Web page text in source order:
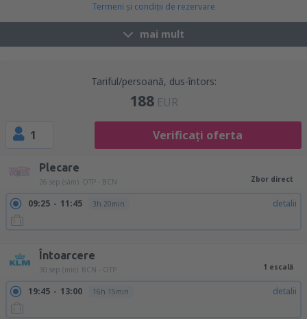
Termeni şi condiţii de rezervare
mai mult
Tariful/persoană, dus-întors:
188 EUR
1 Verificați oferta
Plecare
26 sep (sâm) OTP - BCN Zbor direct
09:25 11:45 3h 20min detalii
Întoarcere
30 sep (mie) BCN - OTP 1 escală
19:45 13:00 16h 15min detalii